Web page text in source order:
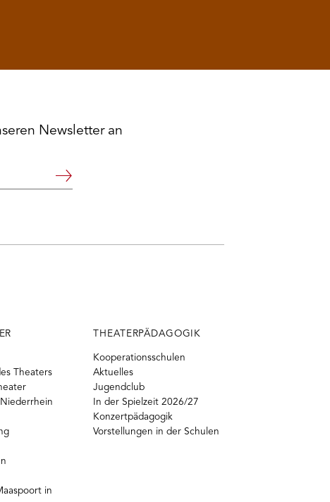
Newsletter an
Weiter
Theaters
in
THEATERPÄDAGOGIK
Kooperationsschulen
Aktuelles
Jugendclub
In der Spielzeit 2026/27
Konzertpädagogik
Vorstellungen in der Schulen